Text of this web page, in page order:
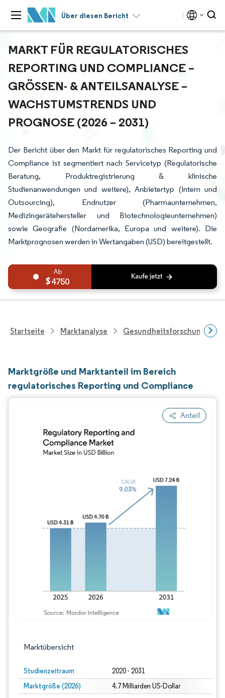
Über diesen Bericht
MARKT FÜR REGULATORISCHES
REPORTING UND COMPLIANCE –
GRÖSSEN- & ANTEILSANALYSE – W
ACHSTUMSTRENDS UND P
ROGNOSE (2026 – 2031)
Der Bericht über den Markt für regulatorisches Reporting und
Compliance ist segmentiert nach Servicetyp (Regulatorische
Beratung, Produktregistrierung & klinische
Studienanwendungen und weitere), Anbietertyp (Intern und
Outsourcing), Endnutzer (Pharmaunternehmen,
Medizingerätehersteller und Biotechnologieunternehmen)
sowie Geografie (Nordamerika, Europa und weitere). Die
Marktprognosen werden in Wertangaben (USD) bereitgestellt.
4750
Startseite Marktanalyse Gesundheitsforschung
Marktgröße und Marktanteil im Bereich
regulatorisches Reporting und Compliance
Anteil
Marktübersicht
Studienzeitraum 2020 - 2031
Marktgröße (2026) 4.7 Milliarden US-Dollar
Bild © Mordor Intelligence.